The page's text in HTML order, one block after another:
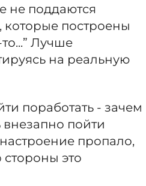
не поддаются
которые построены
Лучше
на реальную
поработать - зачем
внезапно пойти
пропало,
стороны это